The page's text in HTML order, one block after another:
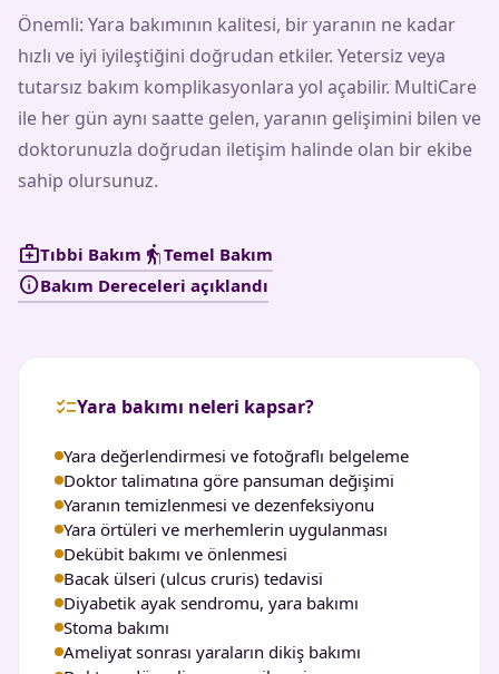
Önemli: Yara bakımının kalitesi, bir yaranın ne kadar
hızlı ve iyi iyileştiğini doğrudan etkiler. Yetersiz veya
tutarsız bakım komplikasyonlara yol açabilir. MultiCare
ile her gün aynı saatte gelen, yaranın gelişimini bilen ve
doktorunuzla doğrudan iletişim halinde olan bir ekibe
sahip olursunuz.
medical_servicesTıbbi Bakım elderlyTemel Bakım
infoBakım Dereceleri açıklandı
checklistYara bakımı neleri kapsar?
Yara değerlendirmesi ve fotoğraflı belgeleme
Doktor talimatına göre pansuman değişimi
Yaranın temizlenmesi ve dezenfeksiyonu
Yara örtüleri ve merhemlerin uygulanması
Dekübit bakımı ve önlenmesi
Bacak ülseri (ulcus cruris) tedavisi
Diyabetik ayak sendromu, yara bakımı
Stoma bakımı
Ameliyat sonrası yaraların dikiş bakımı